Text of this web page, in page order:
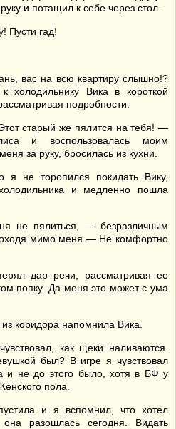
и потащил к себе через стол.
Пусти гад!
вас на всю квартиру слышно!?
Вика в короткой
подробности.
старый же пялится на тебя! —
и воспользовалась моим
за руку, бросилась из кухни.
торопился покидать Вику,
и медленно пошла
не пялиться, — безразличным
мимо меня — Не комфортно
дар речи, рассматривая ее
попку. Да меня это может с ума
коридора напомнила Вика.
как щеки наливаются.
был? В игре я чувствовал
и не до этого было, хотя в БФ у
пола.
и я вспомнил, что хотел
она разошлась сегодня. Видать